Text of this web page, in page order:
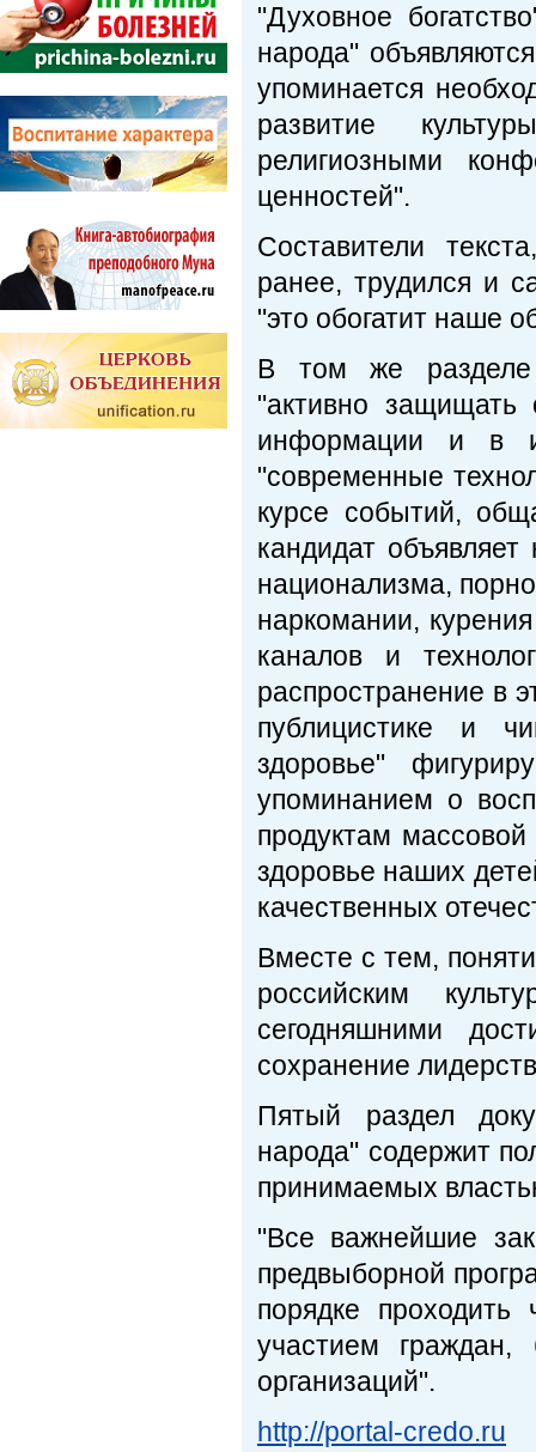
"Духовное
народа"
упоминается
развитие
религиозными
ценностей".
Составители
ранее, трудился и
"это обогатит наше
В том же разделе
"активно защищать
информации и в
"современные
курсе событий,
кандидат
национализма,
наркомании,
каналов и
распространение в
публицистике и
здоровье"
упоминанием о
продуктам
здоровье наших
качественных
Вместе с тем,
российским
сегодняшними
сохранение
Пятый раздел
народа" содержит
принимаемых
"Все важнейшие
предвыборной
порядке
участием
организаций".
http://portal-credo.ru